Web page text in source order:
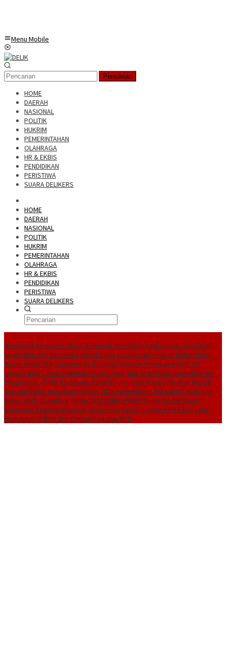
Menu Mobile
Pencarian
HOME
DAERAH
NASIONAL
POLITIK
HUKRIM
PEMERINTAHAN
OLAHRAGA
HR & EKBIS
PENDIDIKAN
PERISTIWA
SUARA DELIKERS
HOME
DAERAH
NASIONAL
POLITIK
HUKRIM
PEMERINTAHAN
OLAHRAGA
HR & EKBIS
PENDIDIKAN
PERISTIWA
SUARA DELIKERS
Demokrat Karawang Terus Bergerak Bersihkan Lingkungan, Wujudkan
Langit Biru dan Indonesia Asri di Desa Kutapohaci Proyek Rehabilitasi
Ruang Kelas SDN Ciptamarga II Diduga Abaikan Penerapan APD K3
Enggak Bisa Lunasi Pekerjaan Fisik Desa, Dua Aset Desa Dijaminkan ke
Pengusaha, DPMD Karawang Bakal Berhentikan Kades Parakan Bupati
Aep Apresiasi Kenaikan Dividen 2025 Perumdam Tirta Tarum, Naik Rp3
Miliar Lebih Dibanding Tahun 2024LKBH LPKSM Satria Desak Kejari
Karawang Segera Tetapkan Tersangka Kasus Dugaan KPR Fiktif yang
Menyeret PT BAS dan Oknum Pegawai BTN